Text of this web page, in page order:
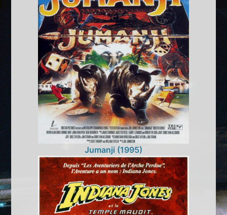
Jumanji (1995)